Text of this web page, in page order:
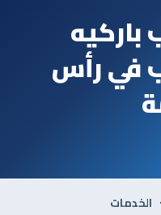
في رأس
الخدمات